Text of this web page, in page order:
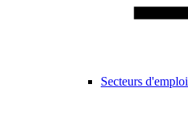
Secteurs d'emploi